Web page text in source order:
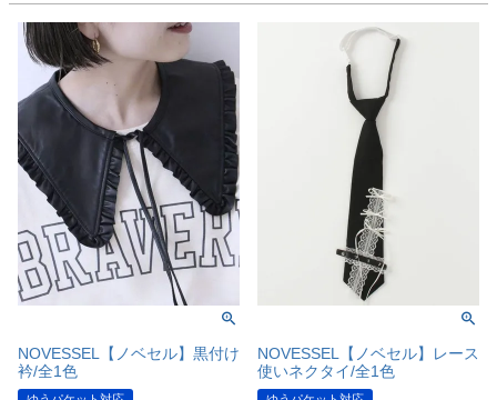
NOVESSEL【ノベセル】黒付け
衿/全1色
NOVESSEL【ノベセル】レース
使いネクタイ/全1色